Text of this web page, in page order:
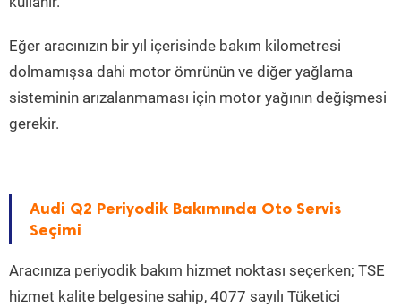
Eğer aracınızın bir yıl içerisinde bakım kilometresi
dolmamışsa dahi motor ömrünün ve diğer yağlama
sisteminin arızalanmaması için motor yağının değişmesi
gerekir.
Audi Q2 Periyodik Bakımında Oto Servis
Seçimi
Aracınıza periyodik bakım hizmet noktası seçerken; TSE
hizmet kalite belgesine sahip, 4077 sayılı Tüketici